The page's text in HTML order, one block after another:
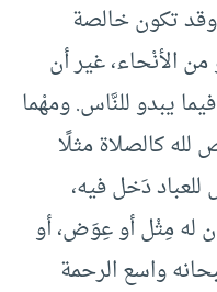
تكون خالصة
الأنْحاء، غير أن
يبدو للنَّاس. ومهْما
كالصلاة مثلًا
دَخل فيه،
له مِثْل أو عِوَض، أو
واسع الرحمة